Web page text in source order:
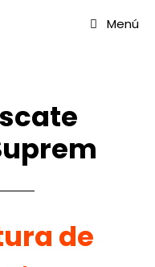
Menú
de